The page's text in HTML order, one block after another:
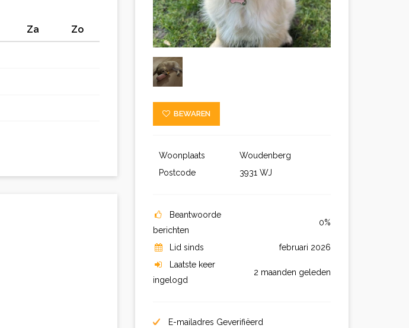
Za Zo
BEWAREN
Woonplaats
Woudenberg
Postcode
3931 WJ
Beantwoorde
berichten
0%
Lid sinds
februari 2026
Laatste keer
ingelogd
2 maanden geleden
E-mailadres Geverifiëerd